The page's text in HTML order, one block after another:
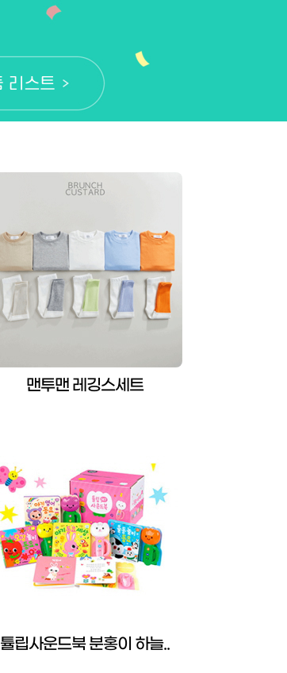
맨투맨 레깅스세트
튤립사운드북 분홍이 하늘..